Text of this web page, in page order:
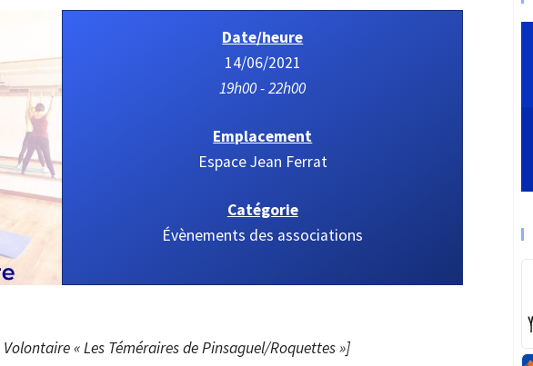
Date/heure
14/06/2021
19h00 - 22h00
Emplacement
Espace Jean Ferrat
Catégorie
Évènements des associations
« Les Téméraires de Pinsaguel/Roquettes »]